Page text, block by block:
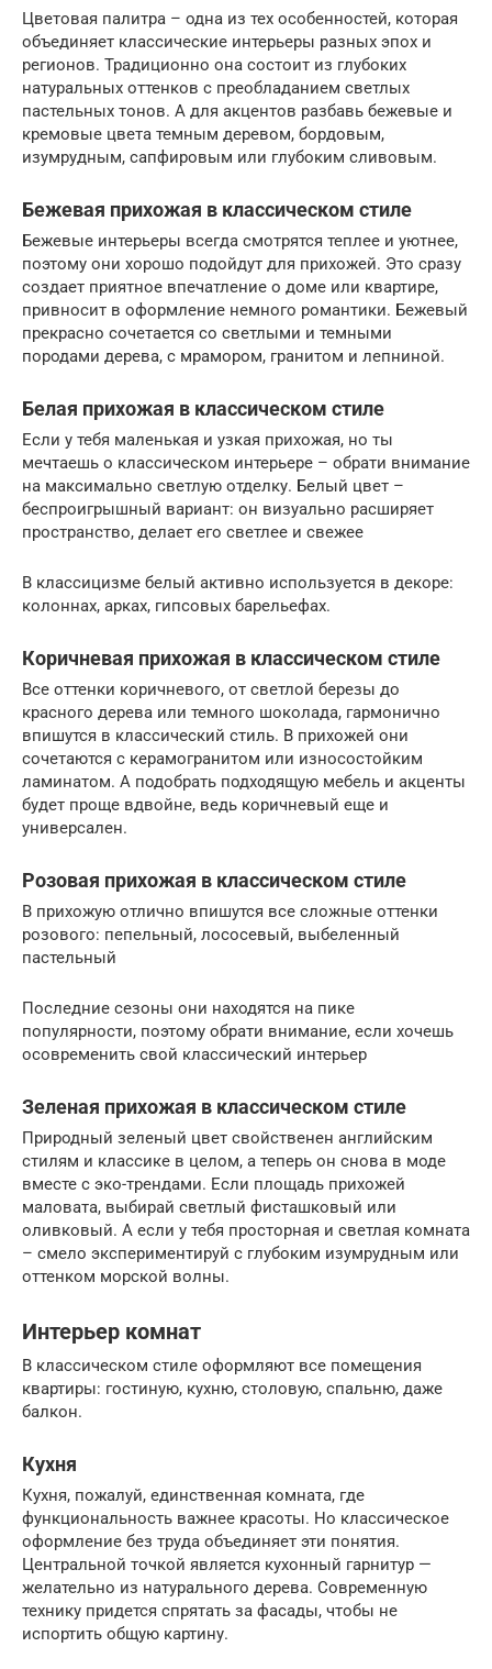
Цветовая палитра – одна из тех особенностей, которая
объединяет классические интерьеры разных эпох и
регионов. Традиционно она состоит из глубоких
натуральных оттенков с преобладанием светлых
пастельных тонов. А для акцентов разбавь бежевые и
кремовые цвета темным деревом, бордовым,
изумрудным, сапфировым или глубоким сливовым.
Бежевая прихожая в классическом стиле
Бежевые интерьеры всегда смотрятся теплее и уютнее,
поэтому они хорошо подойдут для прихожей. Это сразу
создает приятное впечатление о доме или квартире,
привносит в оформление немного романтики. Бежевый
прекрасно сочетается со светлыми и темными
породами дерева, с мрамором, гранитом и лепниной.
Белая прихожая в классическом стиле
Если у тебя маленькая и узкая прихожая, но ты
мечтаешь о классическом интерьере – обрати внимание
на максимально светлую отделку. Белый цвет –
беспроигрышный вариант: он визуально расширяет
пространство, делает его светлее и свежее
В классицизме белый активно используется в декоре:
колоннах, арках, гипсовых барельефах.
Коричневая прихожая в классическом стиле
Все оттенки коричневого, от светлой березы до
красного дерева или темного шоколада, гармонично
впишутся в классический стиль. В прихожей они
сочетаются с керамогранитом или износостойким
ламинатом. А подобрать подходящую мебель и акценты
будет проще вдвойне, ведь коричневый еще и
универсален.
Розовая прихожая в классическом стиле
В прихожую отлично впишутся все сложные оттенки
розового: пепельный, лососевый, выбеленный
пастельный
Последние сезоны они находятся на пике
популярности, поэтому обрати внимание, если хочешь
осовременить свой классический интерьер
Зеленая прихожая в классическом стиле
Природный зеленый цвет свойственен английским
стилям и классике в целом, а теперь он снова в моде
вместе с эко-трендами. Если площадь прихожей
маловата, выбирай светлый фисташковый или
оливковый. А если у тебя просторная и светлая комната
– смело экспериментируй с глубоким изумрудным или
оттенком морской волны.
Интерьер комнат
В классическом стиле оформляют все помещения
квартиры: гостиную, кухню, столовую, спальню, даже
балкон.
Кухня
Кухня, пожалуй, единственная комната, где
функциональность важнее красоты. Но классическое
оформление без труда объединяет эти понятия.
Центральной точкой является кухонный гарнитур —
желательно из натурального дерева. Современную
технику придется спрятать за фасады, чтобы не
испортить общую картину.